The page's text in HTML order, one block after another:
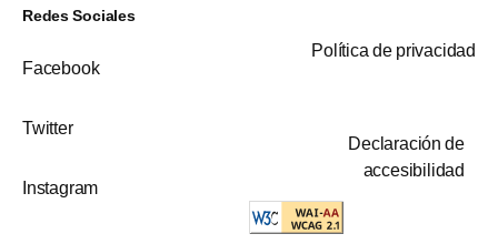
Redes Sociales
Facebook
Twitter
Instagram
Política de privacidad
Declaración de
accesibilidad